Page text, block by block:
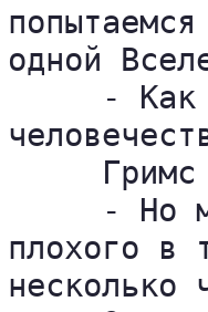
одной
- Как
Гримс
- Но
плохого в
несколько